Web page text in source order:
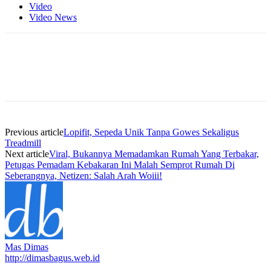
Video
Video News
Previous articleLopifit, Sepeda Unik Tanpa Gowes Sekaligus
Treadmill
Next articleViral, Bukannya Memadamkan Rumah Yang Terbakar,
Petugas Pemadam Kebakaran Ini Malah Semprot Rumah Di
Seberangnya, Netizen: Salah Arah Woiii!
Mas Dimas
http://dimasbagus.web.id